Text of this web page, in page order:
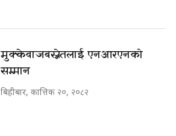
मुक्केवाज बस्नेतलाई एनआरएनको
सम्मान
बिहीबार, कात्तिक २०, २०८२